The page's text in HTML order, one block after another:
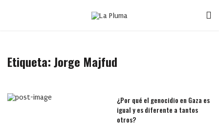
Etiqueta:Jorge Majfud
¿Por qué el genocidio en Gaza es
igual y es diferente a tantos
otros?